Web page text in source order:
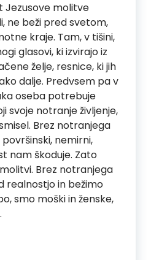
Jezusove molitve
ne beži pred svetom,
kraje. Tam, v tišini,
glasovi, ki izvirajo iz
želje, resnice, ki jih
dalje. Predvsem pa v
oseba potrebuje
svoje notranje življenje,
Brez notranjega
nemirni,
nam škoduje. Zato
Brez notranjega
realnostjo in bežimo
smo moški in ženske,